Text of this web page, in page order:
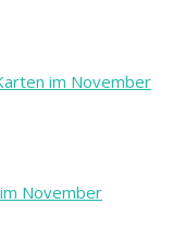
im November
November